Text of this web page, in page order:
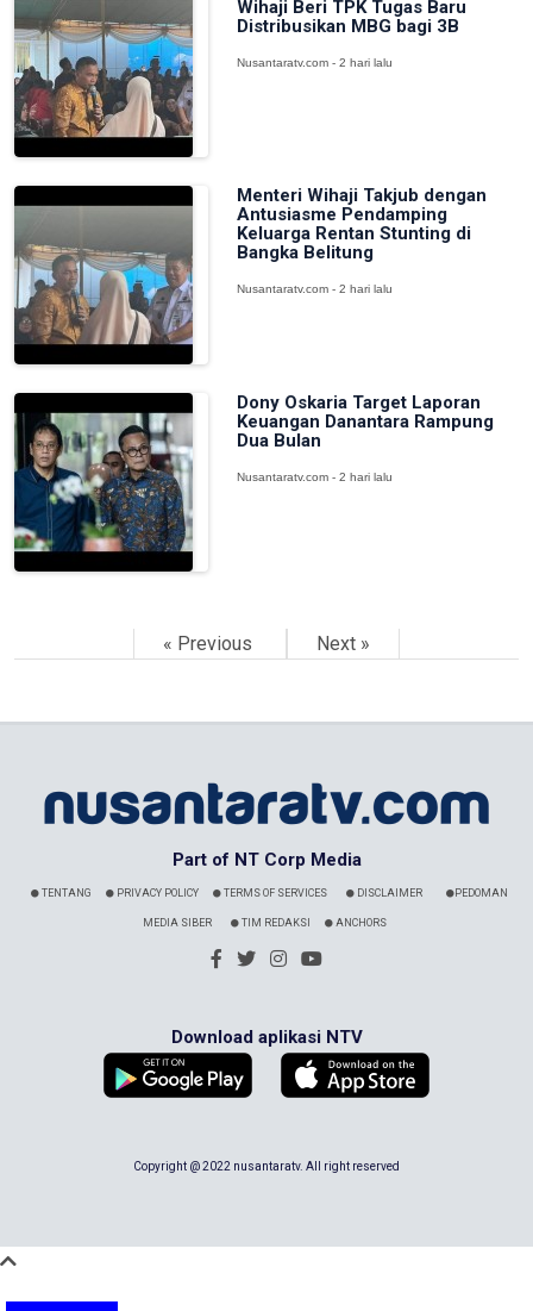
Wihaji Beri TPK Tugas Baru
Distribusikan MBG bagi 3B
Nusantaratv.com - 2 hari lalu
Menteri Wihaji Takjub dengan
Antusiasme Pendamping
Keluarga Rentan Stunting di
Bangka Belitung
Nusantaratv.com - 2 hari lalu
Dony Oskaria Target Laporan
Keuangan Danantara Rampung
Dua Bulan
Nusantaratv.com - 2 hari lalu
« Previous Next »
Part of NT Corp Media
TENTANG PRIVACY POLICY TERMS OF SERVICES DISCLAIMER PEDOMAN
MEDIA SIBER TIM REDAKSI ANCHORS
Download aplikasi NTV
Copyright @ 2022 nusantaratv. All right reserved